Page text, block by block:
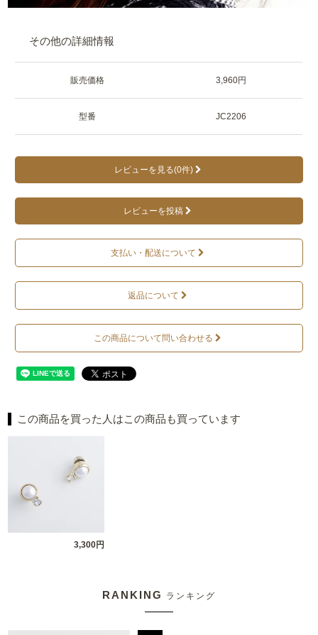
その他の詳細情報
販売価格 3,960円
型番 JC2206
レビューを見る(0件)
レビューを投稿
支払い・配送について
返品について
この商品について問い合わせる
この商品を買った人はこの商品も買っています
3,300円
RANKING ランキング